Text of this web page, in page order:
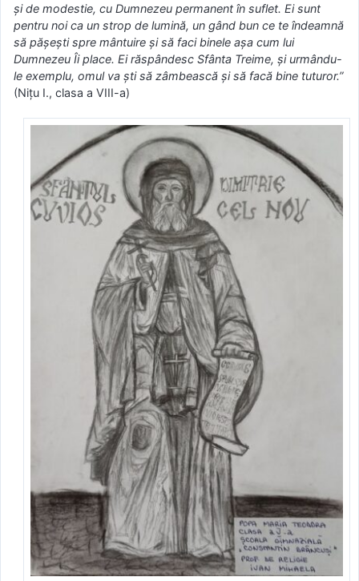
şi de modestie, cu Dumnezeu permanent în suflet. Ei sunt
pentru noi ca un strop de lumină, un gând bun ce te îndeamnă
să păşeşti spre mântuire şi să faci binele aşa cum lui
Dumnezeu Îi place. Ei răspândesc Sfânta Treime, şi urmându-
le exemplu, omul va şti să zâmbească şi să facă bine tuturor.”
(Niţu I., clasa a VIII-a)